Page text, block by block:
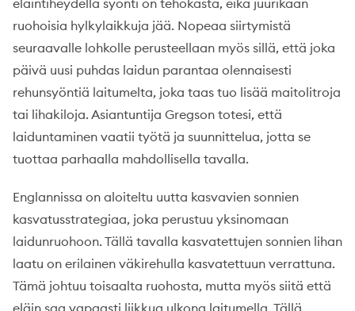
eläintiheydellä syönti on tehokasta, eikä juurikaan
ruohoisia hylkylaikkuja jää. Nopeaa siirtymistä
seuraavalle lohkolle perusteellaan myös sillä, että joka
päivä uusi puhdas laidun parantaa olennaisesti
rehunsyöntiä laitumelta, joka taas tuo lisää maitolitroja
tai lihakiloja. Asiantuntija Gregson totesi, että
laiduntaminen vaatii työtä ja suunnittelua, jotta se
tuottaa parhaalla mahdollisella tavalla.
Englannissa on aloiteltu uutta kasvavien sonnien
kasvatusstrategiaa, joka perustuu yksinomaan
laidunruohoon. Tällä tavalla kasvatettujen sonnien lihan
laatu on erilainen väkirehulla kasvatettuun verrattuna.
Tämä johtuu toisaalta ruohosta, mutta myös siitä että
eläin saa vapaasti liikkua ulkona laitumella. Tällä